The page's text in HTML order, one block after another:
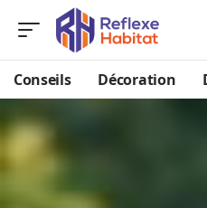
Conseils Décoration